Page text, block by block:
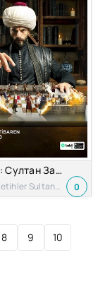
Мехмед: Султан Завоевателей
Mehmed: Fetihler Sultani 2024 0
8 9
10